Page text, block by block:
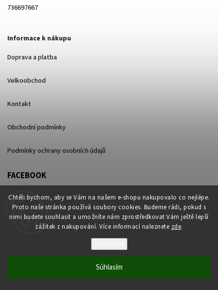
Chtěli bychom, aby se Vám na našem e-shopu nakupovalo co nejlépe.
Proto naše stránka používá soubory cookies. Budeme rádi, pokud s
nimi budete souhlasit a umožníte nám zprostředkovat Vám ještě lepší
zážitek z nakupování. Více informací naleznete zde.
Súhlasím
736697667
Informace k nákupu
Doprava a platba
Velkoobchod
Kontakt
Obchodní podmínky
Podmínky ochrany osobních údajů
FACEBOOK
ganjalite.cz. Všetky práva vyhradené.